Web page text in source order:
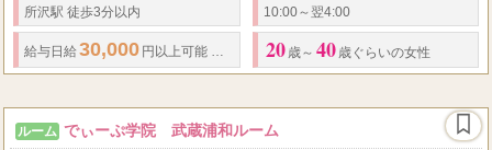
所沢駅 徒歩3分以内 10:00～翌4:00
給与日給 30,000 円以上可能 歩合制 55％〜 70％まで最低保証時給有り
20 歳～ 40 歳ぐらいの女性
ルーム でぃーぷ学院 武蔵浦和ルーム